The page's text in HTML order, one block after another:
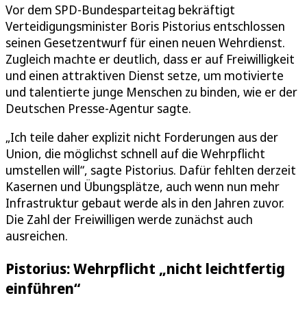
Vor dem SPD-Bundesparteitag bekräftigt
Verteidigungsminister Boris Pistorius entschlossen
seinen Gesetzentwurf für einen neuen Wehrdienst.
Zugleich machte er deutlich, dass er auf Freiwilligkeit
und einen attraktiven Dienst setze, um motivierte
und talentierte junge Menschen zu binden, wie er der
Deutschen Presse-Agentur sagte.
„Ich teile daher explizit nicht Forderungen aus der
Union, die möglichst schnell auf die Wehrpflicht
umstellen will“, sagte Pistorius. Dafür fehlten derzeit
Kasernen und Übungsplätze, auch wenn nun mehr
Infrastruktur gebaut werde als in den Jahren zuvor.
Die Zahl der Freiwilligen werde zunächst auch
ausreichen.
Pistorius: Wehrpflicht „nicht leichtfertig
einführen“